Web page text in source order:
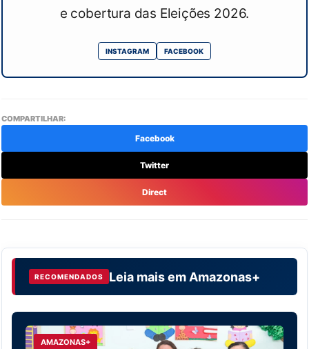
e cobertura das Eleições 2026.
INSTAGRAM FACEBOOK
COMPARTILHAR:
Facebook
Twitter
Direct
RECOMENDADOS Leia mais em Amazonas+
AMAZONAS+